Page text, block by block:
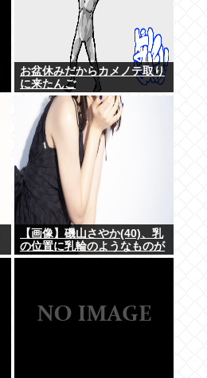
お盆休みだからカメノテ取り
に来たんご
【画像】磯山さやか(40)、乳
の位置に乳輪のようなものが
www